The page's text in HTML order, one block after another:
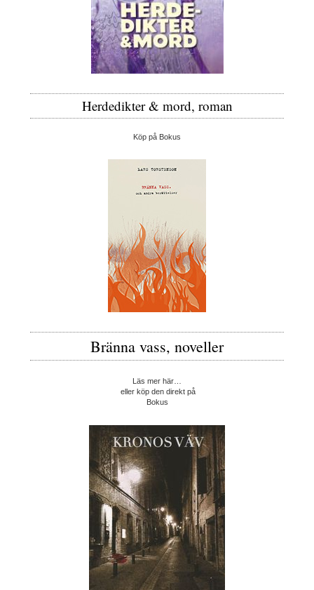
Herdedikter & mord, roman
Köp på Bokus
Bränna vass, noveller
Läs mer här…
eller köp den direkt på
Bokus